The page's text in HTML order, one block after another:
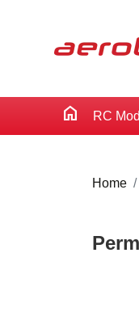
home RC
Home